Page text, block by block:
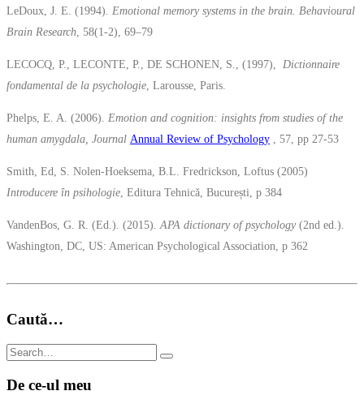
LeDoux, J. E. (1994). Emotional memory systems in the brain. Behavioural
Brain Research, 58(1-2), 69–79
LECOCQ, P., LECONTE, P., DE SCHONEN, S., (1997), Dictionnaire
fondamental de la psychologie, Larousse, Paris.
Phelps, E. A. (2006). Emotion and cognition: insights from studies of the
human amygdala, Journal Annual Review of Psychology , 57, pp 27-53
Smith, Ed, S. Nolen-Hoeksema, B.L. Fredrickson, Loftus (2005)
Introducere în psihologie, Editura Tehnică, București, p 384
VandenBos, G. R. (Ed.). (2015).APA dictionary of psychology (2nd ed.).
Washington, DC, US: American Psychological Association, p 362
Caută…
De ce-ul meu